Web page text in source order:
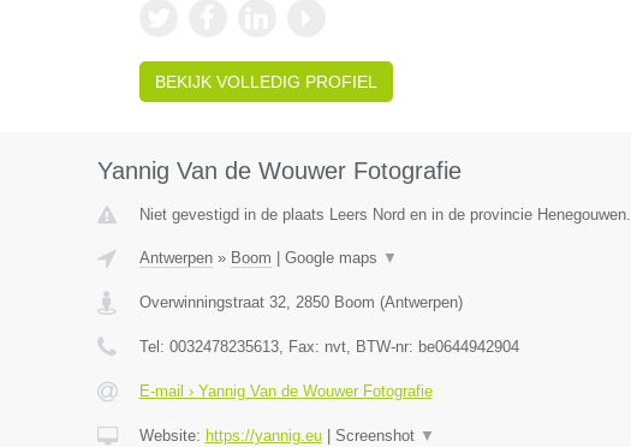
BEKIJK VOLLEDIG PROFIEL
Yannig Van de Wouwer Fotografie
Niet gevestigd in de plaats Leers Nord en in de provincie Henegouwen.
Antwerpen» Boom Google maps ▼
Overwinningstraat 32, 2850 Boom (Antwerpen)
Tel: 0032478235613, Fax: nvt, BTW-nr: be0644942904
E-mail › Yannig Van de Wouwer Fotografie
Website: https://yannig.eu| Screenshot ▼